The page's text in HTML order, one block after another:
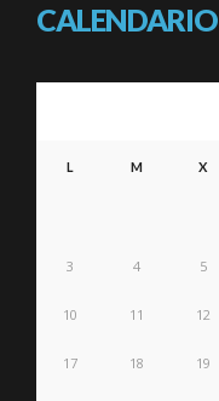
CALENDARIO
L M X
3 4 5
10 11 12
17 18 19